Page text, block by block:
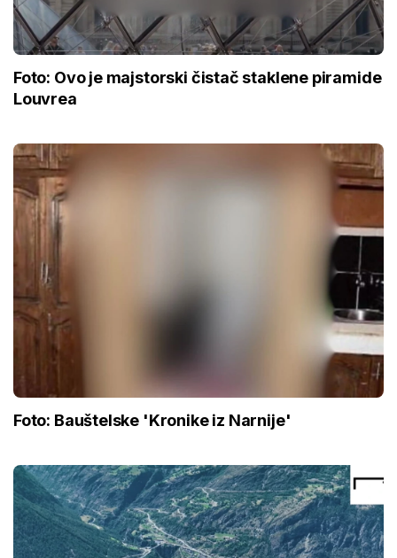
Foto: Ovo je majstorski čistač staklene piramide
Louvrea
Foto: Bauštelske 'Kronike iz Narnije'